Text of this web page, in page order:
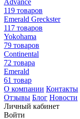
Advance
119 товаров
Emerald Greckster
117 товаров
Yokohama
79 товаров
Continental
72 товара
Emerald
61 товар
О компании Контакты
Отзывы Блог Новости
Личный кабинет
Войти